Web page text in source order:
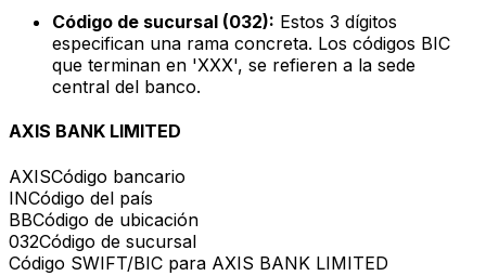
Código de sucursal (032): Estos 3 dígitos
especifican una rama concreta. Los códigos BIC
que terminan en 'XXX', se refieren a la sede
central del banco.
AXIS BANK LIMITED
AXISCódigo bancario
INCódigo del país
BBCódigo de ubicación
032Código de sucursal
Código SWIFT/BIC para AXIS BANK LIMITED